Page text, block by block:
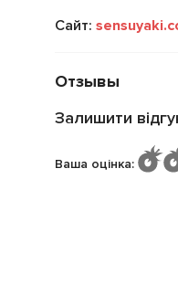
Сайт:
Отзывы
Залишити
Ваша оцінка: